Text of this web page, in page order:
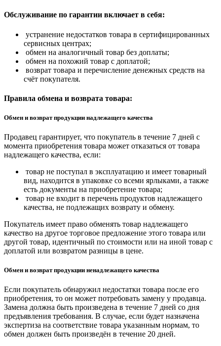
Обслуживание по гарантии включает в себя:
устранение недостатков товара в сертифицированных
сервисных центрах;
обмен на аналогичный товар без доплаты;
обмен на похожий товар с доплатой;
возврат товара и перечисление денежных средств на
счёт покупателя.
Правила обмена и возврата товара:
Обмен и возврат продукции надлежащего качества
Продавец гарантирует, что покупатель в течение 7 дней с
момента приобретения товара может отказаться от товара
надлежащего качества, если:
товар не поступал в эксплуатацию и имеет товарный
вид, находится в упаковке со всеми ярлыками, а также
есть документы на приобретение товара;
товар не входит в перечень продуктов надлежащего
качества, не подлежащих возврату и обмену.
Покупатель имеет право обменять товар надлежащего
качество на другое торговое предложение этого товара или
другой товар, идентичный по стоимости или на иной товар с
доплатой или возвратом разницы в цене.
Обмен и возврат продукции ненадлежащего качества
Если покупатель обнаружил недостатки товара после его
приобретения, то он может потребовать замену у продавца.
Замена должна быть произведена в течение 7 дней со дня
предъявления требования. В случае, если будет назначена
экспертиза на соответствие товара указанным нормам, то
обмен должен быть произведён в течение 20 дней.